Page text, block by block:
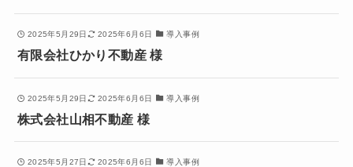
2025年5月29日 2025年6月6日 導入事例
有限会社ひかり不動産 様
2025年5月29日 2025年6月6日 導入事例
株式会社山相不動産 様
2025年5月27日 2025年6月6日 導入事例